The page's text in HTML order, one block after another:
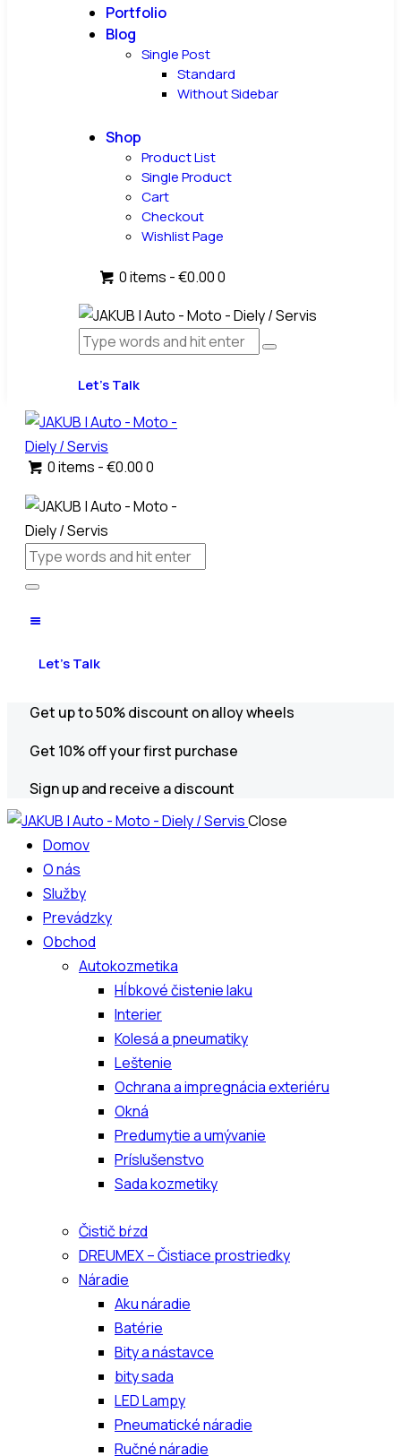
Portfolio
Blog
Single Post
Standard
Without Sidebar
Shop
Product List
Single Product
Cart
Checkout
Wishlist Page
0 items -€0.000
Let’s Talk
0 items -€0.000
Let’s Talk
Get up to 50% discount on alloy wheels
Get 10% off your first purchase
Sign up and receive a discount
Close
Domov
O nás
Služby
Prevádzky
Obchod
Autokozmetika
Hĺbkové čistenie laku
Interier
Kolesá a pneumatiky
Leštenie
Ochrana a impregnácia exteriéru
Okná
Predumytie a umývanie
Príslušenstvo
Sada kozmetiky
Čistič bŕzd
DREUMEX – Čistiace prostriedky
Náradie
Aku náradie
Batérie
Bity a nástavce
bity sada
LED Lampy
Pneumatické náradie
Ručné náradie